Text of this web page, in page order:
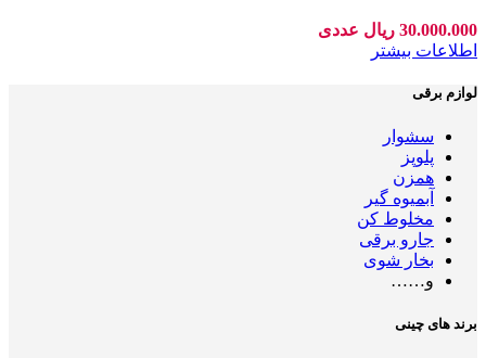
30.000.000 ریال عددی
اطلاعات بیشتر
لوازم برقی
سشوار
پلوپز
همزن
آبمیوه گیر
مخلوط کن
جارو برقی
بخار شوی
و……
برند های چینی